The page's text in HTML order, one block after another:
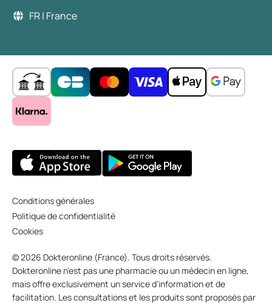
FR | France
Conditions générales
Politique de confidentialité
Cookies
© 2026 Dokteronline (France). Tous droits réservés.
Dokteronline n’est pas une pharmacie ou un médecin en ligne,
mais offre exclusivement un service d’information et de
facilitation. Les consultations et les produits sont proposés par